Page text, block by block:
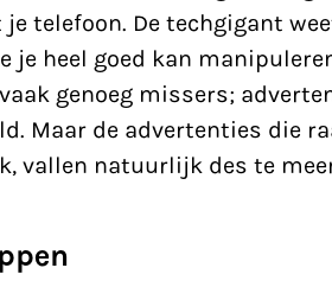
telefoon. De techgigant
je heel goed kan
genoeg missers;
Maar de advertenties die
vallen natuurlijk des te